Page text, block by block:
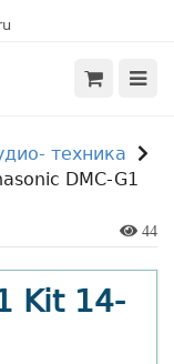
техника
DMC-G1
44
Kit 14-